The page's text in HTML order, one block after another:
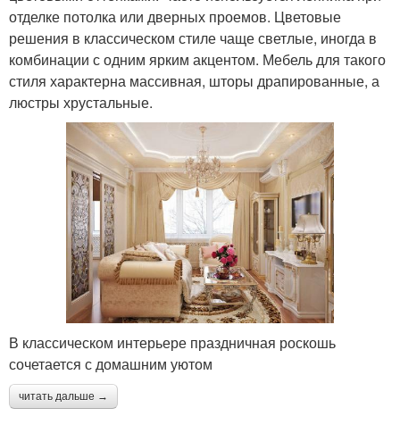
отделке потолка или дверных проемов. Цветовые
решения в классическом стиле чаще светлые, иногда в
комбинации с одним ярким акцентом. Мебель для такого
стиля характерна массивная, шторы драпированные, а
люстры хрустальные.
В классическом интерьере праздничная роскошь
сочетается с домашним уютом
читать дальше →